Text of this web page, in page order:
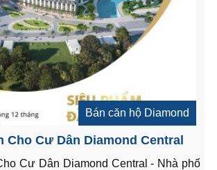
Bán căn hộ Diamond
Cho Cư Dân Diamond Central
Cư Dân Diamond Central - Nhà phố